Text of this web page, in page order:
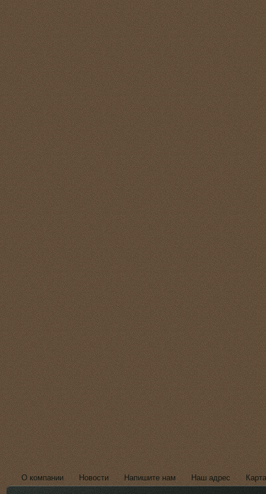
О компании Новости Напишите нам Наш адрес